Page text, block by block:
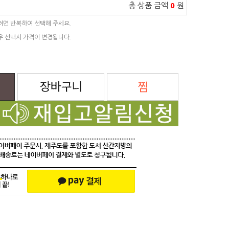
총 상품 금액 0원
반복하여 선택해 주세요.
택시 가격이 변경됩니다.